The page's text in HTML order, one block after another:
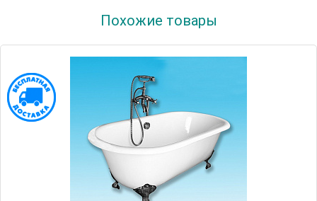
Производитель Elegansa
Высота, см
Монтаж
Похожие товары